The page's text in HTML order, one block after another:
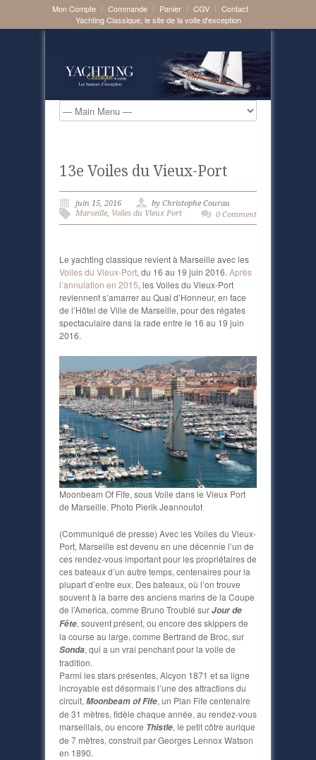
Mon Compte Commande Panier CGV
Contact
Yachting Classique, le site de la voile d'exception
13e Voiles du Vieux-Port
juin 15, 2016
by Christophe Courau
Marseille, Voiles du Vieux Port 0 Comment
Le yachting classique revient à Marseille avec les
Voiles du Vieux-Port, du 16 au 19 juin 2016. Après
l’annulation en 2015, les Voiles du Vieux-Port
reviennent s’amarrer au Quai d’Honneur, en face
de l’Hôtel de Ville de Marseille, pour des régates
spectaculaire dans la rade entre le 16 au 19 juin
2016.
Moonbeam Of Fife, sous Voile dans le Vieux Port
de Marseille. Photo Pierik Jeannoutot
(Communiqué de presse) Avec les Voiles du Vieux-
Port, Marseille est devenu en une décennie l’un de
ces rendez-vous important pour les propriétaires de
ces bateaux d’un autre temps, centenaires pour la
plupart d’entre eux. Des bateaux, où l’on trouve
souvent à la barre des anciens marins de la Coupe
de l’America, comme Bruno Troublé surJour de
Fête, souvent présent, ou encore des skippers de
la course au large, comme Bertrand de Broc, sur
Sonda, qui a un vrai penchant pour la voile de
tradition.
Parmi les stars présentes, Alcyon 1871 et sa ligne
incroyable est désormais l’une des attractions du
circuit, Moonbeam of Fife, un Plan Fife centenaire
de 31 mètres, fidèle chaque année, au rendez-vous
marseillais, ou encore Thistle, le petit côtre aurique
de 7 mètres, construit par Georges Lennox Watson
en 1890.